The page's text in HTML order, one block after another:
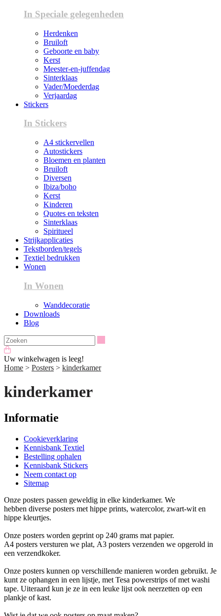
In Speciale gelegenheden
Herdenken
Bruiloft
Geboorte en baby
Kerst
Meester-en-juffendag
Sinterklaas
Vader/Moederdag
Verjaardag
Stickers
In Stickers
A4 stickervellen
Autostickers
Bloemen en planten
Bruiloft
Diversen
Ibiza/boho
Kerst
Kinderen
Quotes en teksten
Sinterklaas
Spiritueel
Strijkapplicaties
Tekstborden/tegels
Textiel bedrukken
Wonen
In Wonen
Wanddecoratie
Downloads
Blog
Uw winkelwagen is leeg!
Home > Posters > kinderkamer
kinderkamer
Informatie
Cookieverklaring
Kennisbank Textiel
Bestelling ophalen
Kennisbank Stickers
Neem contact op
Sitemap
Onze posters passen geweldig in elke kinderkamer. We
hebben diverse posters met hippe prints, watercolor, zwart-wit en
hippe kleurtjes.
Onze posters worden geprint op 240 grams mat papier.
A4 posters versturen we plat, A3 posters verzenden we opgerold in
een verzendkoker.
Onze posters kunnen op verschillende manieren worden gebruikt. Je
kunt ze ophangen in een lijstje, met Tesa powerstrips of met washi
tape. Uiteraard kun je ze in een leuke lijst ook neerzetten op een
plankje of kast.